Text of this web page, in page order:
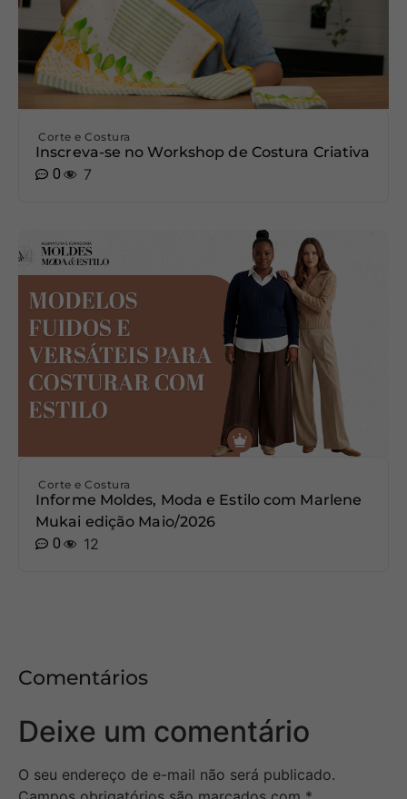
Corte e Costura
Inscreva-se no Workshop de Costura Criativa
0
7
Corte e Costura
Informe Moldes, Moda e Estilo com Marlene
Mukai edição Maio/2026
0
12
Comentários
Deixe um comentário
O seu endereço de e-mail não será publicado.